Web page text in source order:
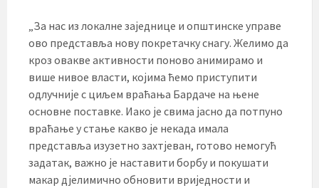
„За нас из локалне заједнице и општинске управе
ово представља нову покретачку снагу. Желимо да
кроз овакве активности поново анимирамо и
више нивое власти, којима ћемо приступити
одлучније с циљем враћања Бардаче на њене
основне поставке. Иако је свима јасно да потпуно
враћање у стање какво је некада имала
представља изузетно захтјеван, готово немогућ
задатак, важно је наставити борбу и покушати
макар дјелимично обновити вриједности и